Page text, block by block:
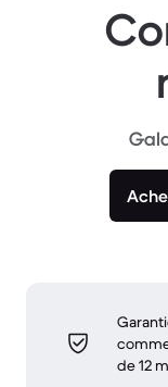
de 12